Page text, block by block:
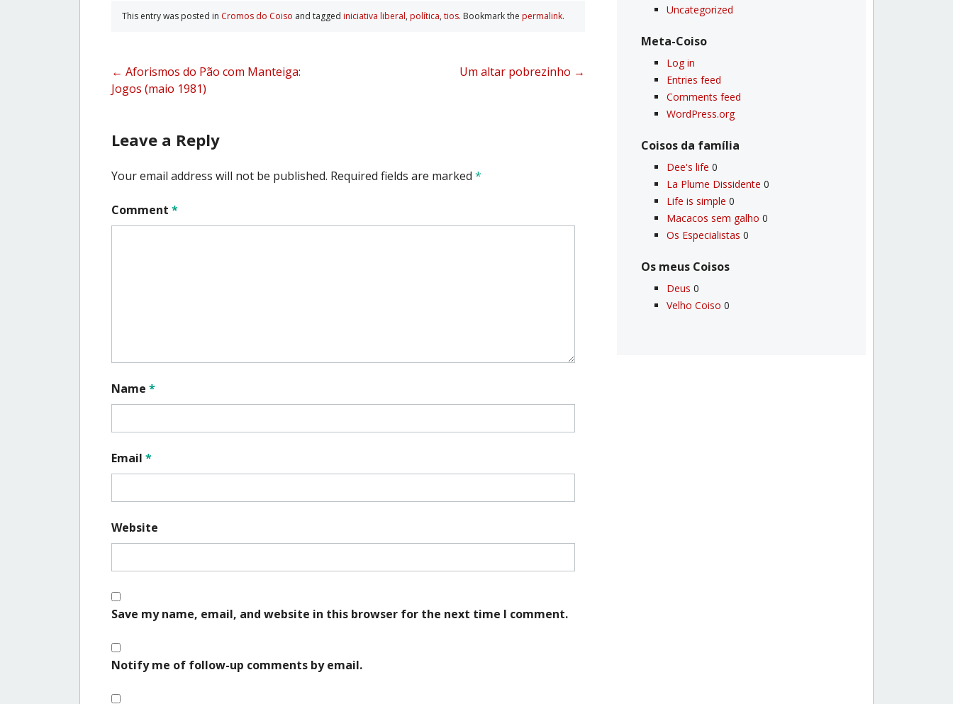
This entry was posted in Cromos do Coiso and tagged iniciativa liberal, polí­tica, tios. Bookmark the permalink.
Post
navigation
← Aforismos do Pão com Manteiga:
Jogos (maio 1981)
Um altar pobrezinho →
Leave a Reply
Your email address will not be published. Required fields are marked *
Comment *
Name *
Email *
Website
Save my name, email, and website in this browser for the next time I comment.
Notify me of follow-up comments by email.
Uncategorized
Meta-Coiso
Log in
Entries feed
Comments feed
WordPress.org
Coisos da famí­lia
Dee's life 0
La Plume Dissidente 0
Life is simple 0
Macacos sem galho 0
Os Especialistas 0
Os meus Coisos
Deus 0
Velho Coiso 0